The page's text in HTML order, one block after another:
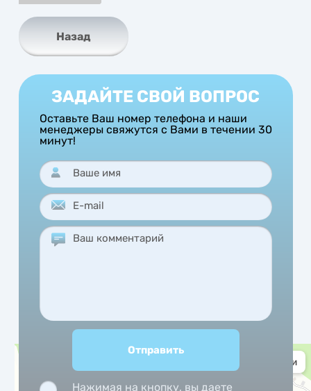
Назад
ЗАДАЙТЕ СВОЙ ВОПРОС
Оставьте Ваш номер телефона и наши
менеджеры свяжутся с Вами в течении 30
минут!
Нажимая на кнопку, вы даете